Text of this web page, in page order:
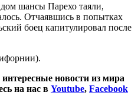
шансы Парехо таяли,
Отчаявшись в попытках
боец капитулировал после
новости из мира
на нас в Youtube, Facebook